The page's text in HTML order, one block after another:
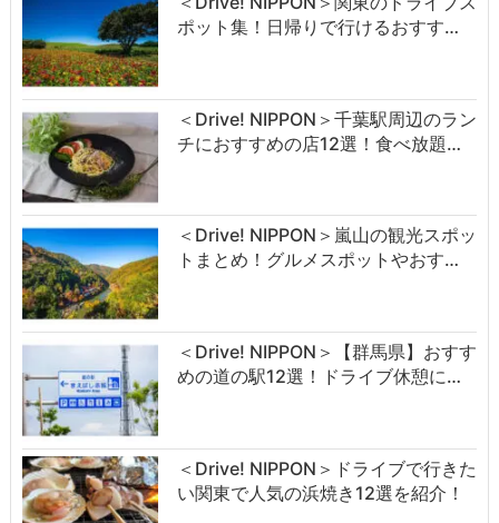
ポット集！日帰りで行けるおすす…
＜Drive! NIPPON＞千葉駅周辺のラン
チにおすすめの店12選！食べ放題…
＜Drive! NIPPON＞嵐山の観光スポッ
トまとめ！グルメスポットやおす…
＜Drive! NIPPON＞【群馬県】おすす
めの道の駅12選！ドライブ休憩に…
＜Drive! NIPPON＞ドライブで行きた
い関東で人気の浜焼き12選を紹介！